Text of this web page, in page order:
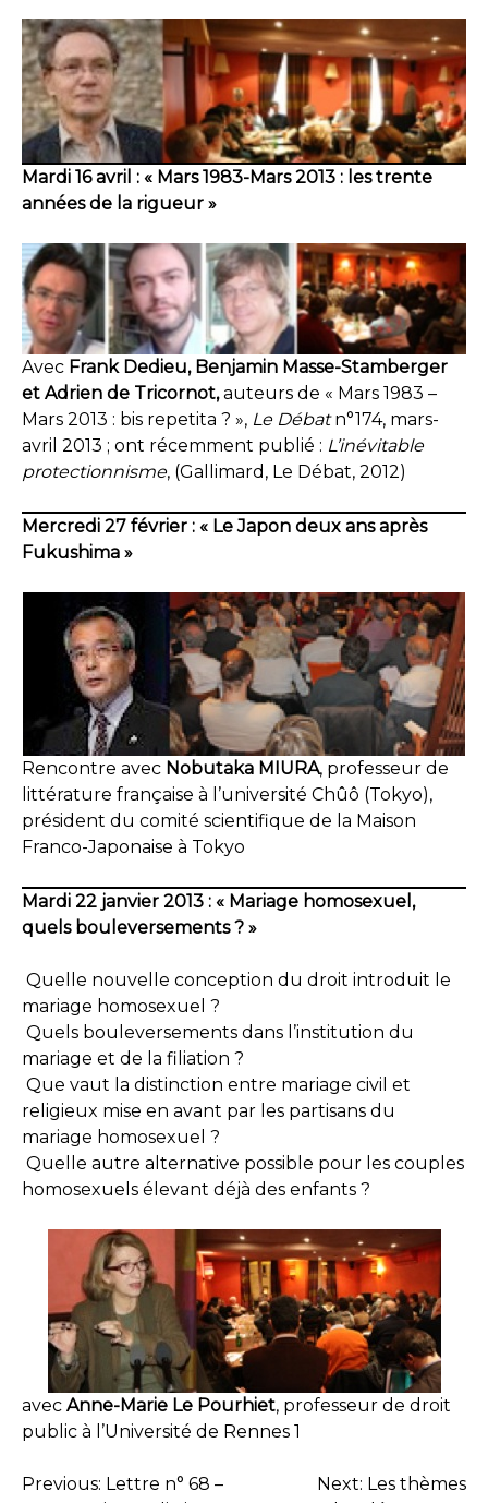
Mardi 16 avril : « Mars 1983-Mars 2013 : les trente
années de la rigueur »
Avec Frank Dedieu, Benjamin Masse-Stamberger
et Adrien de Tricornot,auteurs de « Mars 1983 –
Mars 2013 : bis repetita ? », Le Débatn°174, mars-
avril 2013 ; ont récemment publié : L’inévitable
protectionnisme, (Gallimard, Le Débat, 2012)
Mercredi 27 février : « Le Japon deux ans après
Fukushima »
Rencontre avec Nobutaka MIURA, professeur de
littérature française à l’université Chûô (Tokyo),
président du comité scientifique de la Maison
Franco-Japonaise à Tokyo
Mardi 22 janvier 2013 : « Mariage homosexuel,
quels bouleversements ? »
Quelle nouvelle conception du droit introduit le
mariage homosexuel ?
Quels bouleversements dans l’institution du
mariage et de la filiation ?
Que vaut la distinction entre mariage civil et
religieux mise en avant par les partisans du
mariage homosexuel ?
Quelle autre alternative possible pour les couples
homosexuels élevant déjà des enfants ?
avec Anne-Marie Le Pourhiet, professeur de droit
public à l’Université de Rennes 1
Previous: Lettre n° 68 –
Next: Les thèmes